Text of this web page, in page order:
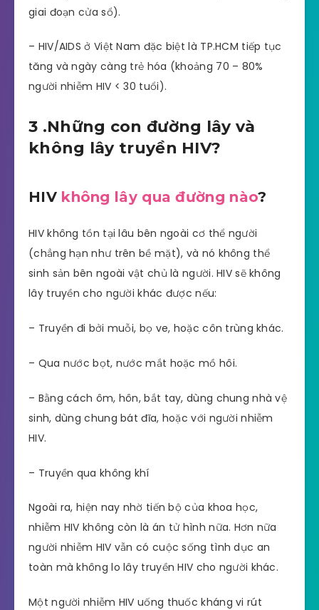
giai đoạn cửa sổ).
– HIV/AIDS ở Việt Nam đặc biệt là TP.HCM tiếp tục
tăng và ngày càng trẻ hóa (khoảng 70 – 80%
người nhiễm HIV < 30 tuổi).
3 .Những con đường lây và
không lây truyền HIV?
HIV không lây qua đường nào?
HIV không tồn tại lâu bên ngoài cơ thể người
(chẳng hạn như trên bề mặt), và nó không thể
sinh sản bên ngoài vật chủ là người. HIV sẽ không
lây truyền cho người khác được nếu:
– Truyền đi bởi muỗi, bọ ve, hoặc côn trùng khác.
– Qua nước bọt, nước mắt hoặc mồ hôi.
– Bằng cách ôm, hôn, bắt tay, dùng chung nhà vệ
sinh, dùng chung bát đĩa, hoặc với người nhiễm
HIV.
– Truyền qua không khí
Ngoài ra, hiện nay nhờ tiến bộ của khoa học,
nhiễm HIV không còn là án tử hình nữa. Hơn nữa
người nhiễm HIV vẫn có cuộc sống tình dục an
toàn mà không lo lây truyền HIV cho người khác.
Một người nhiễm HIV uống thuốc kháng vi rút